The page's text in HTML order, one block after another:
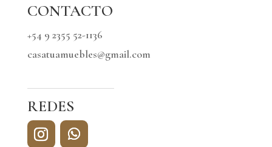
CONTACTO
+54 9 2355 52-1136
casatuamuebles@gmail.com
REDES